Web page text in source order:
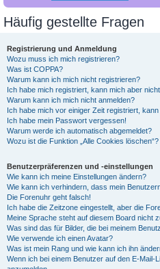
Häufig gestellte Fragen
Registrierung und Anmeldung
Wozu muss ich mich registrieren?
Was ist COPPA?
Warum kann ich mich nicht registrieren?
Ich habe mich registriert, kann mich aber
Warum kann ich mich nicht anmelden?
Ich habe mich vor einiger Zeit registriert,
Ich habe mein Passwort vergessen!
Warum werde ich automatisch abgemeldet?
Wozu ist die Funktion „Alle Cookies löschen“?
Benutzerpräferenzen und -einstellungen
Wie kann ich meine Einstellungen ändern?
Wie kann ich verhindern, dass mein
Die Forenuhr geht falsch!
Ich habe die Zeitzone eingestellt, aber die
Meine Sprache steht auf diesem Board nicht
Was sind das für Bilder, die bei meinem
Wie verwende ich einen Avatar?
Was ist mein Rang und wie kann ich ihn
Wenn ich bei einem Benutzer auf den E-